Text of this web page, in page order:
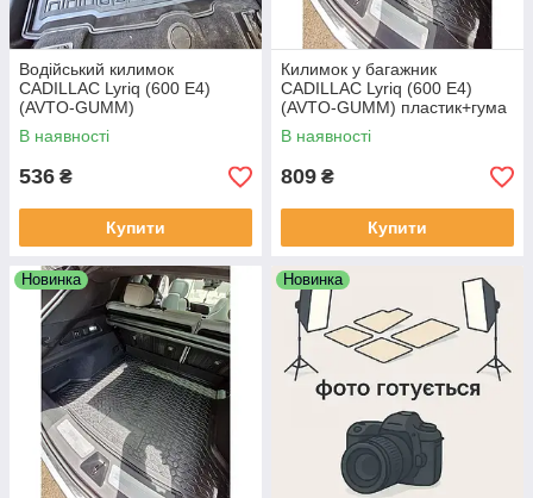
Водійський килимок
CADILLAC Lyriq (600 E4)
(AVTO-GUMM)
В наявності
536 ₴
Купити
Килимок у багажник
CADILLAC Lyriq (600 E4)
(AVTO-GUMM) пластик+гума
В наявності
809 ₴
Купити
Новинка Новинка